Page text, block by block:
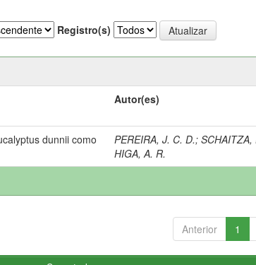
Registro(s)
Autor(es)
dunnii como
PEREIRA, J. C. D.;SCHAITZA,
HIGA, A. R.
Anterior 1